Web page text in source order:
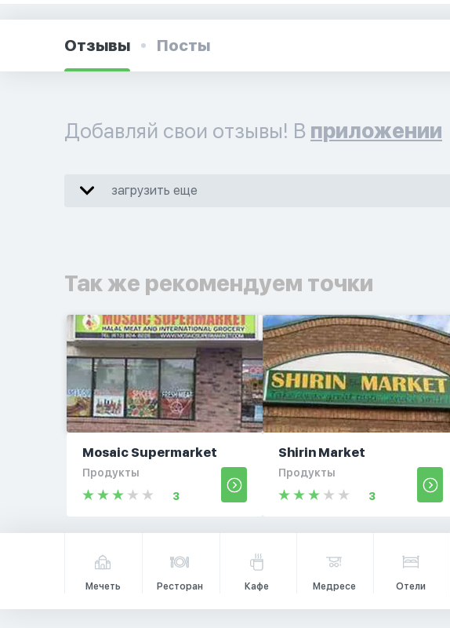
Отзывы Посты
Добавляй свои отзывы! В приложении
загрузить еще
Так же рекомендуем точки
Mosaic Supermarket
Продукты
3
Shirin Market
Продукты
3
Мечеть Ресторан Кафе Медресе Отели